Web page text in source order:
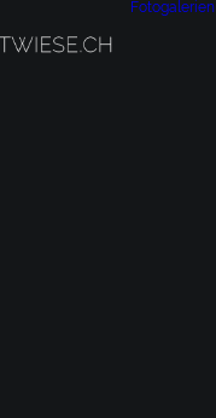
Fotogalerien